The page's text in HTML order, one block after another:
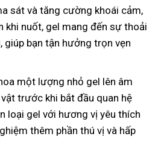
sát và tăng cường khoái cảm,
khi nuốt, gel mang đến sự thoải
giúp bạn tận hưởng trọn vẹn
một lượng nhỏ gel lên âm
trước khi bắt đầu quan hệ
loại gel với hương vị yêu thích
thêm phần thú vị và hấp